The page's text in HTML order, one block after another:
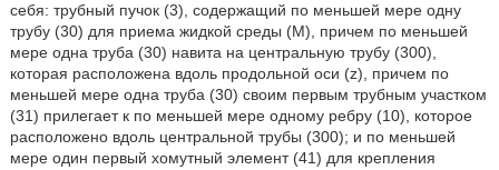
себя: трубный пучок (3), содержащий по меньшей мере одну
трубу (30) для приема жидкой среды (M), причем по меньшей
мере одна труба (30) навита на центральную трубу (300),
которая расположена вдоль продольной оси (z), причем по
меньшей мере одна труба (30) своим первым трубным участком
(31) прилегает к по меньшей мере одному ребру (10), которое
расположено вдоль центральной трубы (300); и по меньшей
мере один первый хомутный элемент (41) для крепления